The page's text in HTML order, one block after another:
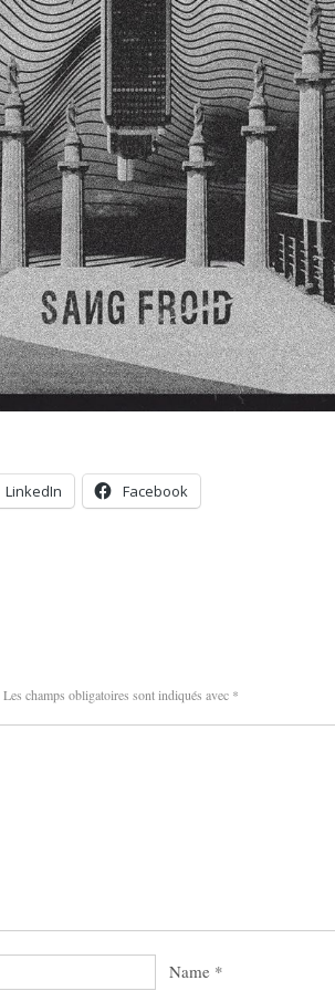
LinkedIn Facebook
Les champs obligatoires sont indiqués avec *
Name *